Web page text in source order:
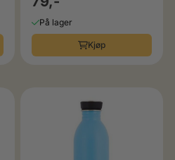
På lager
Kjøp